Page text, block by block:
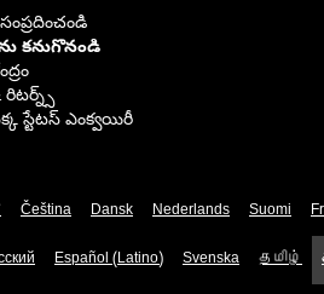
కనుగొనండి
స్టేటస్ ఎంక్వయిరీ
Čeština Dansk Nederlands Suomi
Español (Latino) Svenska தமிழ்